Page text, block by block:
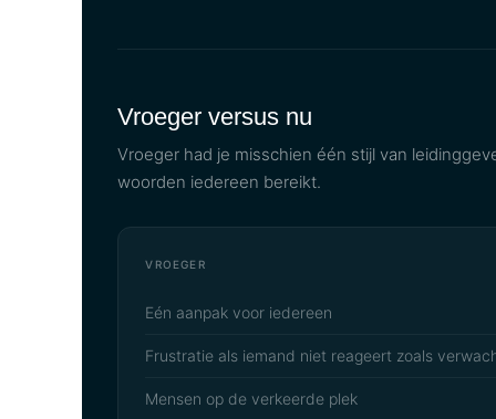
Vroeger versus nu
Vroeger had je misschien één stijl van
woorden iedereen bereikt.
VROEGER
Eén aanpak voor iedereen
Frustratie als iemand niet reageert zoals
Mensen op de verkeerde plek